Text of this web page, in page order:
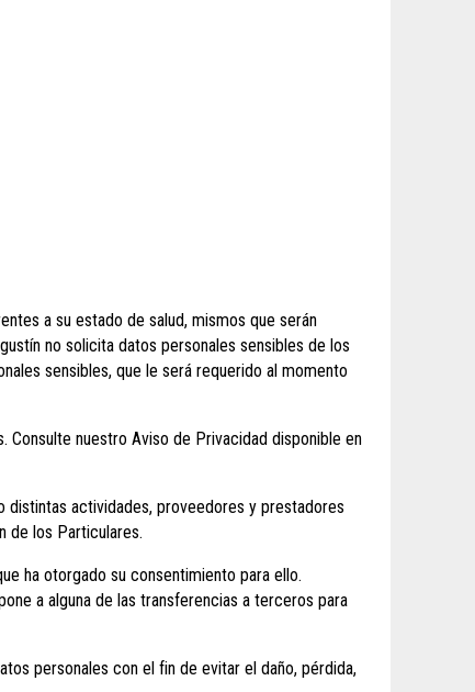
a su estado de salud, mismos que serán
no solicita datos personales sensibles de los
sensibles, que le será requerido al momento
nuestro Aviso de Privacidad disponible en
distintas actividades, proveedores y prestadores
de los Particulares.
ha otorgado su consentimiento para ello.
a alguna de las transferencias a terceros para
personales con el fin de evitar el daño, pérdida,